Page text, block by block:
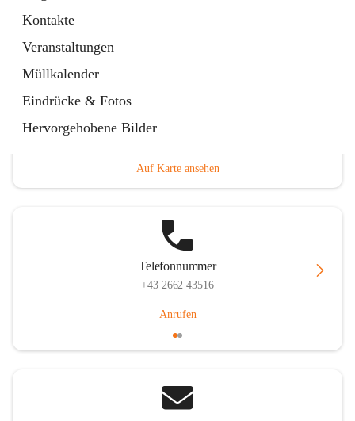
Kontakte
Veranstaltungen
Müllkalender
Eindrücke & Fotos
Hervorgehobene BilderHauptadresse
Auf Karte ansehen
Telefonnummer
+43 2662 43516
Anrufen